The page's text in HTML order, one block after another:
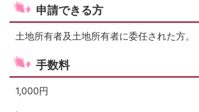
申請できる方
土地所有者及土地所有者に委任された方。
手数料
1,000円